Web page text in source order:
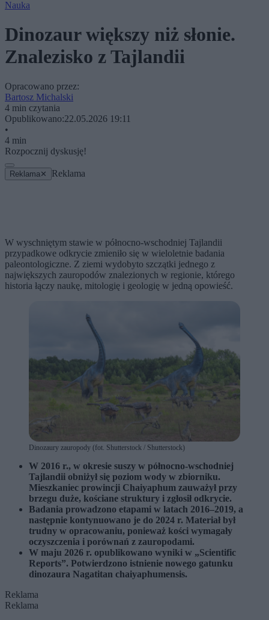
Nauka
Dinozaur większy niż słonie.
Znalezisko z Tajlandii
Opracowano przez:
Bartosz Michalski
4 min czytania
Opublikowano:22.05.2026 19:11
•
4 min
Rozpocznij dyskusję!
Reklama ✕ Reklama
W wyschniętym stawie w północno-wschodniej Tajlandii
przypadkowe odkrycie zmieniło się w wieloletnie badania
paleontologiczne. Z ziemi wydobyto szczątki jednego z
największych zauropodów znalezionych w regionie, którego
historia łączy naukę, mitologię i geologię w jedną opowieść.
Dinozaury zauropody (fot. Shutterstock / Shutterstock)
W 2016 r., w okresie suszy w północno-wschodniej
Tajlandii obniżył się poziom wody w zbiorniku.
Mieszkaniec prowincji Chaiyaphum zauważył przy
brzegu duże, kościane struktury i zgłosił odkrycie.
Badania prowadzono etapami w latach 2016–2019, a
następnie kontynuowano je do 2024 r. Materiał był
trudny w opracowaniu, ponieważ kości wymagały
oczyszczenia i porównań z zauropodami.
W maju 2026 r. opublikowano wyniki w „Scientific
Reports”. Potwierdzono istnienie nowego gatunku
dinozaura Nagatitan chaiyaphumensis.
Reklama
Reklama